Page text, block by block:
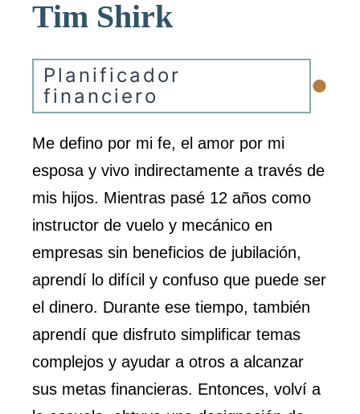
Tim Shirk
Planificador
financiero
•
Me defino por mi fe, el amor por mi
esposa y vivo indirectamente a través de
mis hijos. Mientras pasé 12 años como
instructor de vuelo y mecánico en
empresas sin beneficios de jubilación,
aprendí lo difícil y confuso que puede ser
el dinero. Durante ese tiempo, también
aprendí que disfruto simplificar temas
complejos y ayudar a otros a alcanzar
sus metas financieras. Entonces, volví a